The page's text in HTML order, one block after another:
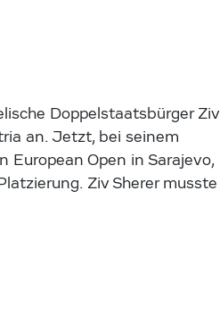
Doppelstaatsbürger Ziv
an. Jetzt, bei seinem
Open in Sarajevo,
Ziv Sherer musste